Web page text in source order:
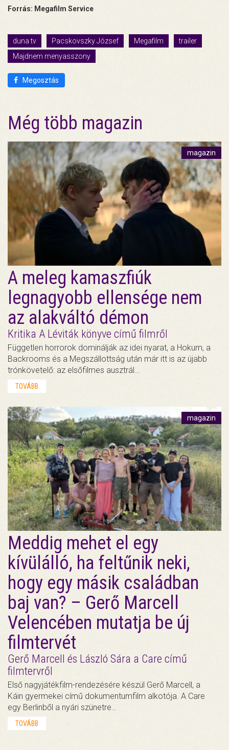
Forrás: Megafilm Service
duna tv Pacskovszky József Megafilm
trailer
Majdnem menyasszony
Megosztás
Még több magazin
magazin
A meleg kamaszfiúk
legnagyobb ellensége nem
az alakváltó démon
Kritika A Léviták könyve című filmről
Független horrorok dominálják az idei nyarat, a Hokum, a
Backrooms és a Megszállottság után már itt is az újabb
trónkövetelő: az elsőfilmes ausztrál…
TOVÁBB
magazin
Meddig mehet el egy
kívülálló, ha feltűnik neki,
hogy egy másik családban
baj van? – Gerő Marcell
Velencében mutatja be új
filmtervét
Gerő Marcell és László Sára a Care című
filmtervről
Első nagyjátékfilm-rendezésére készül Gerő Marcell, a
Káin gyermekei című dokumentumfilm alkotója. A Care
egy Berlinből a nyári szünetre…
TOVÁBB